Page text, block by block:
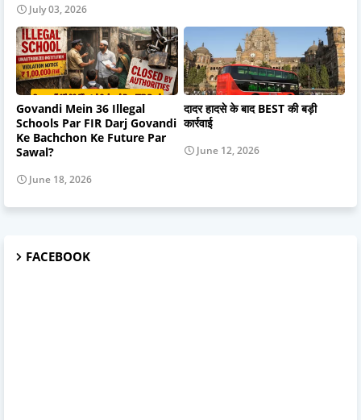
July 03, 2026
Govandi Mein 36 Illegal
Schools Par FIR Darj Govandi
Ke Bachchon Ke Future Par
Sawal?
June 18, 2026
दादर हादसे के बाद BEST की बड़ी
कार्रवाई
June 12, 2026
FACEBOOK